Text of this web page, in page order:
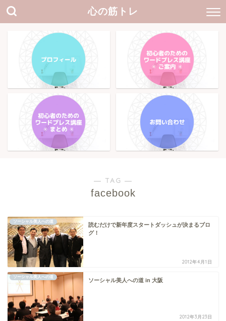
心の筋トレ
― TAG ―
facebook
ソーシャル美人への道
読むだけで新年度スタートダッシュが決まるブロ
グ！
2012年4月1日
ソーシャル美人への道
ソーシャル美人への道 in 大阪
2012年3月23日